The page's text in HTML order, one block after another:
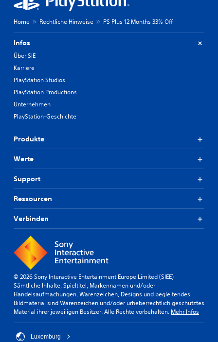
Home Rechtliche Hinweise PS Plus 12 Months 33% Off
Infos
Über SIE
Karriere
PlayStation Studios
PlayStation Productions
Unternehmen
PlayStation-Geschichte
Produkte
Werte
Support
Ressourcen
Verbinden
© 2026 Sony Interactive Entertainment Europe Limited (SIEE)
Sämtliche Inhalte, Spieltitel, Markennamen und/oder
Handelsaufmachungen, Warenzeichen, Designs und begleitendes
Bildmaterial sind Warenzeichen und/oder urheberrechtlich geschütztes
Material ihrer jeweiligen Besitzer. Alle Rechte vorbehalten. Mehr Infos
Luxemburg